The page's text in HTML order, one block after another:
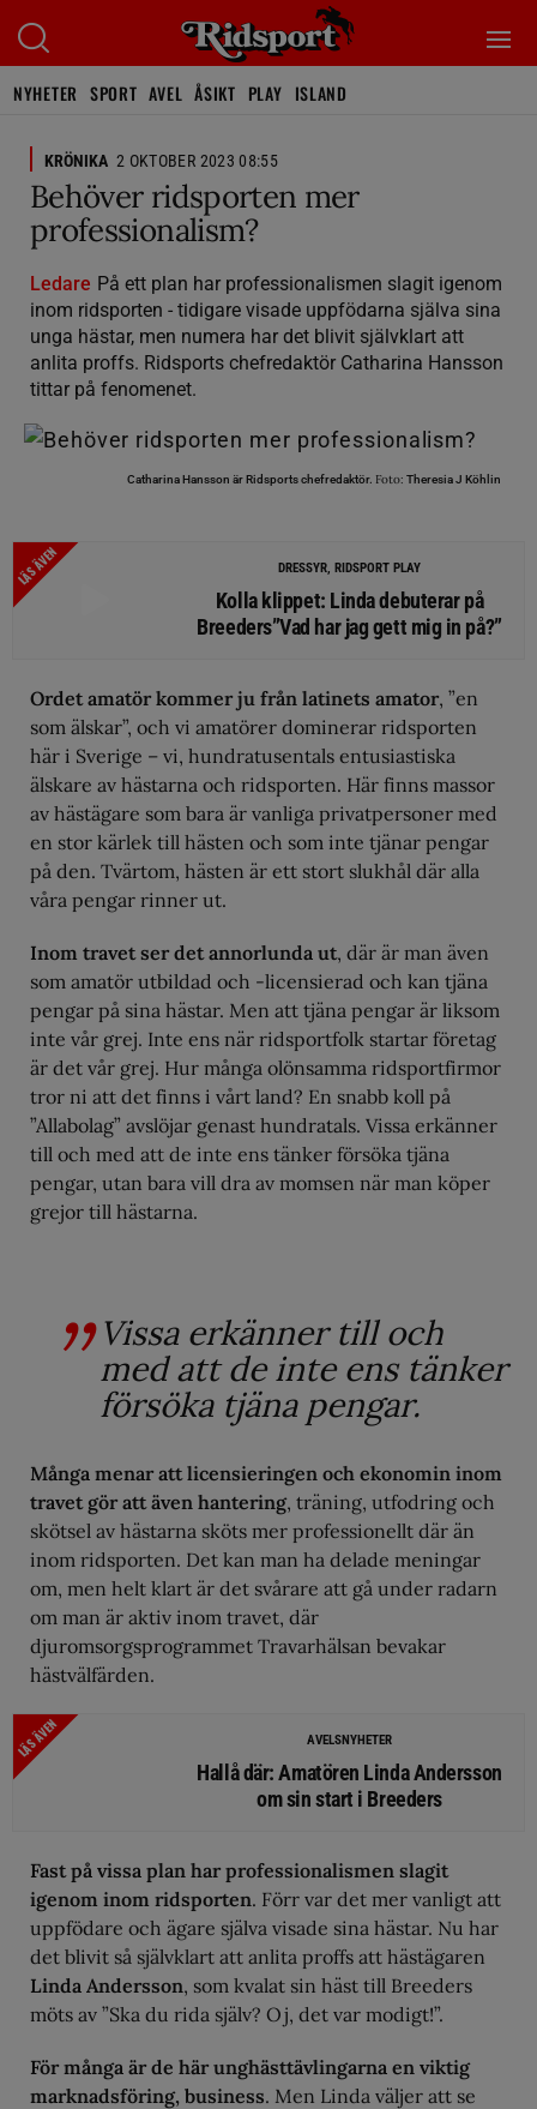
NYHETER SPORT AVEL ÅSIKT PLAY ISLAND
KRÖNIKA 2 OKTOBER 2023 08:55
Behöver ridsporten mer
professionalism?
Ledare På ett plan har professionalismen slagit igenom
inom ridsporten - tidigare visade uppfödarna själva sina
unga hästar, men numera har det blivit självklart att
anlita proffs. Ridsports chefredaktör Catharina Hansson
tittar på fenomenet.
Catharina Hansson är Ridsports chefredaktör. Foto: Theresia J Köhlin
LÄS ÄVEN DRESSYR, RIDSPORT PLAY
Kolla klippet: Linda debuterar på
Breeders”Vad har jag gett mig in på?”
Ordet amatör kommer ju från latinets amator, ”en
som älskar”, och vi amatörer dominerar ridsporten
här i Sverige – vi, hundratusentals entusiastiska
älskare av hästarna och ridsporten. Här finns massor
av hästägare som bara är vanliga privatpersoner med
en stor kärlek till hästen och som inte tjänar pengar
på den. Tvärtom, hästen är ett stort slukhål där alla
våra pengar rinner ut.
Inom travet ser det annorlunda ut, där är man även
som amatör utbildad och -licensierad och kan tjäna
pengar på sina hästar. Men att tjäna pengar är liksom
inte vår grej. Inte ens när ridsportfolk startar företag
är det vår grej. Hur många olönsamma ridsportfirmor
tror ni att det finns i vårt land? En snabb koll på
”Allabolag” avslöjar genast hundratals. Vissa erkänner
till och med att de inte ens tänker försöka tjäna
pengar, utan bara vill dra av momsen när man köper
grejor till hästarna.
Vissa erkänner till och
med att de inte ens tänker
försöka tjäna pengar.
Många menar att licensieringen och ekonomin inom
travet gör att även hantering, träning, utfodring och
skötsel av hästarna sköts mer professionellt där än
inom ridsporten. Det kan man ha delade meningar
om, men helt klart är det svårare att gå under radarn
om man är aktiv inom travet, där
djuromsorgsprogrammet Travarhälsan bevakar
hästvälfärden.
LÄS ÄVEN AVELSNYHETER
Hallå där: Amatören Linda Andersson
om sin start i Breeders
Fast på vissa plan har professionalismen slagit
igenom inom ridsporten. Förr var det mer vanligt att
uppfödare och ägare själva visade sina hästar. Nu har
det blivit så självklart att anlita proffs att hästägaren
Linda Andersson, som kvalat sin häst till Breeders
möts av ”Ska du rida själv? Oj, det var modigt!”.
För många är de här unghästtävlingarna en viktig
marknadsföring, business. Men Linda väljer att se